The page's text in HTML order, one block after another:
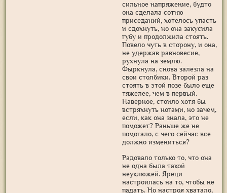
сильное напряжение, будто
она сделала сотню
приседаний, хотелось упасть
и сдохнуть, но она закусила
губу и продолжила стоять.
Повело чуть в сторону, и она,
не удержав равновесие,
рухнула на землю.
Фыркнула, снова залезла на
свои столбики. Второй раз
стоять в этой позе было еще
тяжелее, чем в первый.
Наверное, стоило хотя бы
встряхнуть ногами, но зачем,
если, как она знала, это не
поможет? Раньше же не
помогало, с чего сейчас все
должно измениться?
Радовало только то, что она
не одна была такой
неуклюжей. Яреци
настроилась на то, чтобы не
падать. Но настроя хватало,